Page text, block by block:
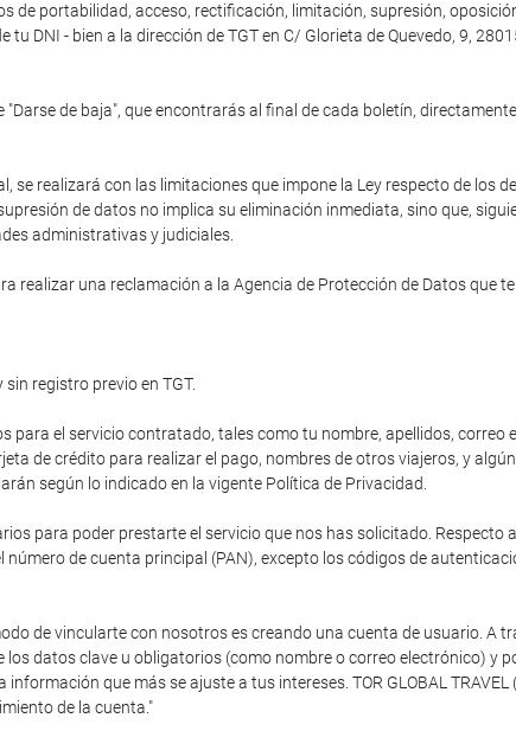
de portabilidad, acceso, rectificación, limitación, supresión,
- bien a la dirección de TGT en C/ Glorieta de Quevedo, 9,
de baja", que encontrarás al final de cada boletín,
realizará con las limitaciones que impone la Ley respecto de los
de datos no implica su eliminación inmediata, sino que,
administrativas y judiciales.
realizar una reclamación a la Agencia de Protección de Datos que
registro previo en TGT.
el servicio contratado, tales como tu nombre, apellidos, correo
de crédito para realizar el pago, nombres de otros viajeros, y
según lo indicado en la vigente Política de Privacidad.
para poder prestarte el servicio que nos has solicitado. Respecto
de cuenta principal (PAN), excepto los códigos de
de vincularte con nosotros es creando una cuenta de usuario. A
datos clave u obligatorios (como nombre o correo electrónico) y
que más se ajuste a tus intereses. TOR GLOBAL TRAVEL
de la cuenta."